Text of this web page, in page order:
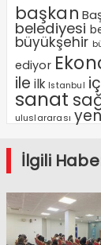
başkan
belediyesi
büyükşehir
ediyor
ile ilk Istanbul
sanat
uluslararası
İlgili